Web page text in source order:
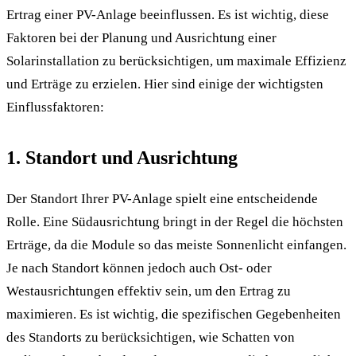
Ertrag einer PV-Anlage beeinflussen. Es ist wichtig, diese
Faktoren bei der Planung und Ausrichtung einer
Solarinstallation zu berücksichtigen, um maximale Effizienz
und Erträge zu erzielen. Hier sind einige der wichtigsten
Einflussfaktoren:
1. Standort und Ausrichtung
Der Standort Ihrer PV-Anlage spielt eine entscheidende
Rolle. Eine Südausrichtung bringt in der Regel die höchsten
Erträge, da die Module so das meiste Sonnenlicht einfangen.
Je nach Standort können jedoch auch Ost- oder
Westausrichtungen effektiv sein, um den Ertrag zu
maximieren. Es ist wichtig, die spezifischen Gegebenheiten
des Standorts zu berücksichtigen, wie Schatten von